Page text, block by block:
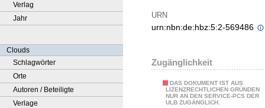
Verlag
Jahr
Clouds
Schlagwörter
Orte
Autoren / Beteiligte
Verlage
URN
urn:nbn:de:hbz:5:2-569486
Zugänglichkeit
DAS DOKUMENT IST AUS
LIZENZRECHTLICHEN GRÜNDEN
NUR AN DEN SERVICE-PCS DER
ULB ZUGÄNGLICH.